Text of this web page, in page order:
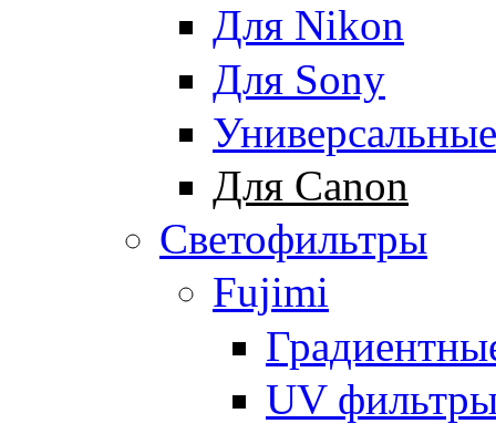
Для Nikon
Для Sony
Универсальные
Для Canon
Светофильтры
Fujimi
UV